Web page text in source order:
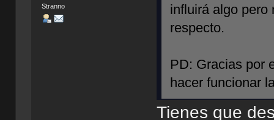
Stranno
influirá algo pero
respecto.
PD: Gracias por
hacer funcionar
Tienes que